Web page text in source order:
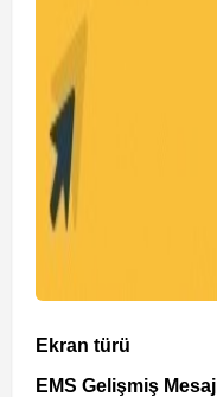
Ekran türü
EMS Gelişmiş Mesaj